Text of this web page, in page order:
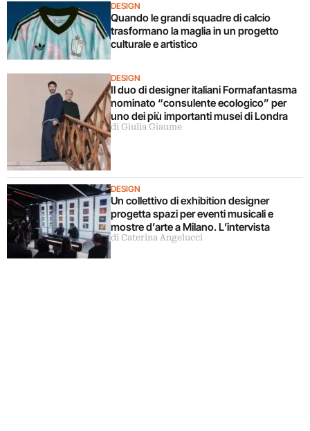
DESIGN
Quando le grandi squadre di calcio
trasformano la maglia in un progetto
culturale e artistico
DESIGN
Il duo di designer italiani Formafantasma
nominato “consulente ecologico” per
uno dei più importanti musei di Londra
di Giulia Giaume
DESIGN
Un collettivo di exhibition designer
progetta spazi per eventi musicali e
mostre d’arte a Milano. L’intervista
di Caterina Angelucci